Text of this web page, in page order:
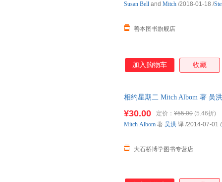
善本图书旗舰店
Susan Bell and Mitch /2018-01-18 /
加入购物车 收藏
相约星期二 Mitch Albom 著 吴
¥30.00 定价： ¥55.00 (5.46折)
大石桥博学图书专营店
Mitch Albom 著 吴洪 译 /2014-07-01 /